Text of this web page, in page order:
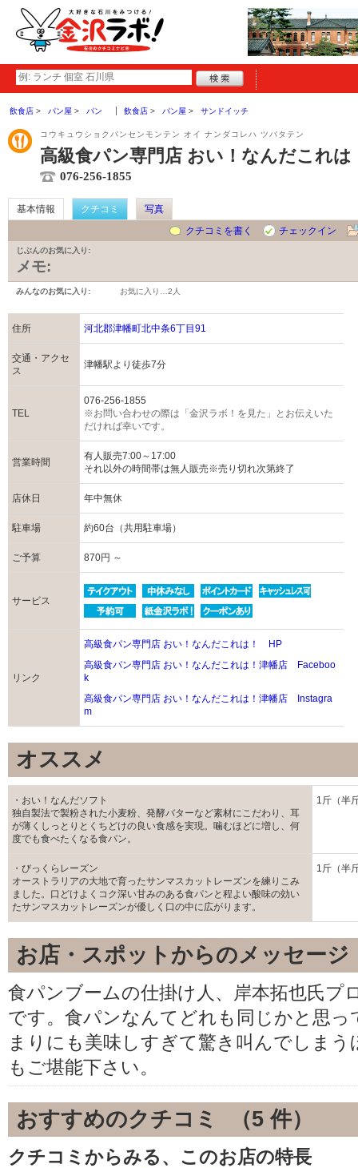
飲食店 パン屋 パン 飲食店 パン屋 サンドイッチ
コウキュウショクパンセンモンテン オイ ナンダコレハ ツバタテン
高級食パン専門店 おい！なんだこれは
076-256-1855
基本情報 クチコミ
写真
クチコミを書く
チェックイン
じぶんのお気に入り:
メモ:
みんなのお気に入り: お気に入り… 2人
住所 河北郡津幡町北中条6丁目91
交通・アクセ
ス
津幡駅より徒歩7分
TEL
076-256-1855
※お問い合わせの際は「金沢ラボ！を見た」とお伝えいた
だければ幸いです。
営業時間
有人販売7:00～17:00
それ以外の時間帯は無人販売※売り切れ次第終了
店休日 年中無休
駐車場 約60台（共用駐車場）
ご予算 870円 ～
サービス
リンク
高級食パン専門店 おい！なんだこれは！ HP
高級食パン専門店 おい！なんだこれは！津幡店 Faceboo
k
高級食パン専門店 おい！なんだこれは！津幡店 Instagra
m
オススメ
・おい！なんだソフト
独自製法で製粉された小麦粉、発酵バターなど素材にこだわり、耳
が薄くしっとりとくちどけの良い食感を実現。噛むほどに増し、何
度でも食べたくなる食パン。
1斤（半
・びっくらレーズン
オーストラリアの大地で育ったサンマスカットレーズンを練りこみ
ました。口どけよくコク深い甘みのある食パンと程よい酸味の効い
たサンマスカットレーズンが優しく口の中に広がります。
1斤（半
お店・スポットからのメッセージ
食パンブームの仕掛け人、岸本拓也氏プ
です。食パンなんてどれも同じかと思
まりにも美味しすぎて驚き叫んでしま
もご堪能下さい。
おすすめのクチコミ （5 件）
クチコミからみる、このお店の特長